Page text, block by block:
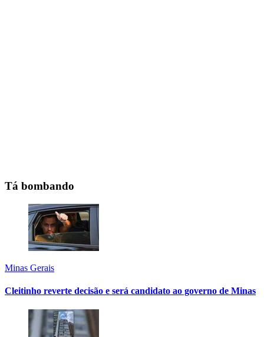
Tá bombando
Minas Gerais
Cleitinho reverte decisão e será candidato ao governo de Minas